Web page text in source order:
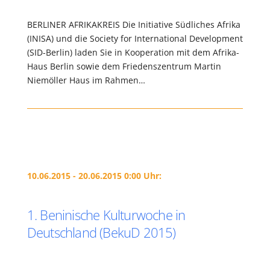
BERLINER AFRIKAKREIS Die Initiative Südliches Afrika
(INISA) und die Society for International Development
(SID-Berlin) laden Sie in Kooperation mit dem Afrika-
Haus Berlin sowie dem Friedenszentrum Martin
Niemöller Haus im Rahmen…
10.06.2015 - 20.06.2015 0:00 Uhr:
1. Beninische Kulturwoche in
Deutschland (BekuD 2015)